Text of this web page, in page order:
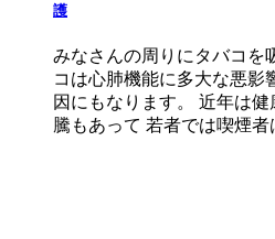
護
みなさんの周りにタバコ
コは心肺機能に多大な悪影
因にもなります。 近年は
騰もあって 若者では喫煙者